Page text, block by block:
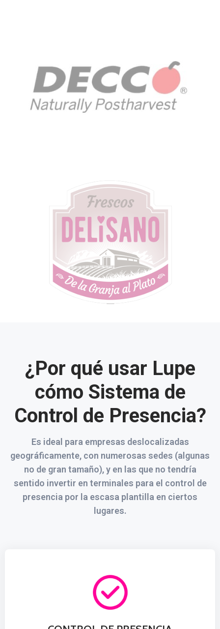
¿Por qué usar Lupe
cómo Sistema de
Control de Presencia?
Es ideal para empresas deslocalizadas
geográficamente, con numerosas sedes (algunas
no de gran tamaño), y en las que no tendría
sentido invertir en terminales para el control de
presencia por la escasa plantilla en ciertos
lugares.